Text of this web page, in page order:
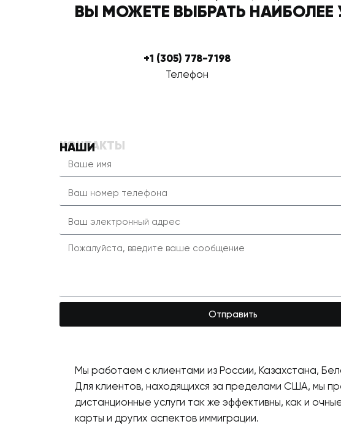
ВЫ МОЖЕТЕ ВЫБРАТЬ
+1 (305) 778-7198
Телефон
НАШИ
КОНТАКТЫ
Отправить
Мы работаем с клиентами из России, Казахстана,
Для клиентов, находящихся за пределами США, мы
дистанционные услуги так же эффективны, как и
карты и других аспектов иммиграции.